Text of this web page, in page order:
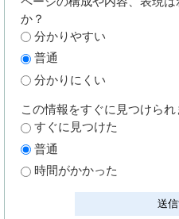
か？
分かりやすい
普通
分かりにくい
この情報をすぐに見つけられ
すぐに見つけた
普通
時間がかかった